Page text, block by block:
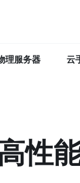
理服务器 云
性